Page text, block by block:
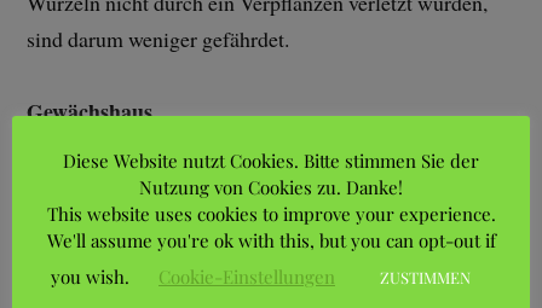
sind darum weniger gefährdet.
Gewächshaus
Jetzt wird nach und nach der Platz unter Glas frei, und
wir müssen uns nun Gedanken machen, wie wir diese
wertvolle Fläche im Sommer nutzen können. Es gibt
natürlich viele verschiedene Möglichkeiten, aber sie alle
wollen sorgfältig vorbereitet werden. In Gewächshäuser
Diese Website nutzt Cookies. Bitte stimmen Sie der
Nutzung von Cookies zu. Danke!
This website uses cookies to improve your experience.
We'll assume you're ok with this, but you can opt-out if
you wish.
Cookie-Einstellungen ZUSTIMMEN